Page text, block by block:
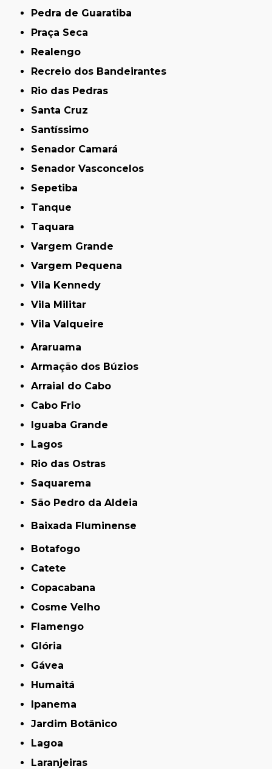
Pedra de Guaratiba
Praça Seca
Realengo
Recreio dos Bandeirantes
Rio das Pedras
Santa Cruz
Santíssimo
Senador Camará
Senador Vasconcelos
Sepetiba
Tanque
Taquara
Vargem Grande
Vargem Pequena
Vila Kennedy
Vila Militar
Vila Valqueire
Araruama
Armação dos Búzios
Arraial do Cabo
Cabo Frio
Iguaba Grande
Lagos
Rio das Ostras
Saquarema
São Pedro da Aldeia
Baixada Fluminense
Botafogo
Catete
Copacabana
Cosme Velho
Flamengo
Glória
Gávea
Humaitá
Ipanema
Jardim Botânico
Lagoa
Laranjeiras